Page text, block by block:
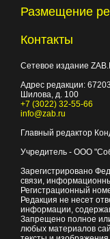
Размещение
Контакты
Сетевое издание
Адрес редакции:
Шилова, д. 100
+7 (3022) 32-55-66
info@zab.ru
Главный редактор
Учредитель - ООО
Зарегистрировано
связи,
Регистрационный
Редакция не несет
информации,
Запрещено полное
любых материалов